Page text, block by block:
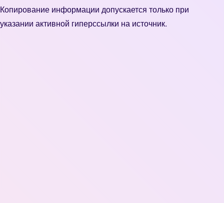
Копирование информации допускается только при
указании активной гиперссылки на источник.